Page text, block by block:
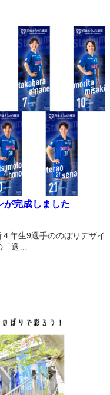
が完成しました
年生9選手ののぼりデザイ
「選…